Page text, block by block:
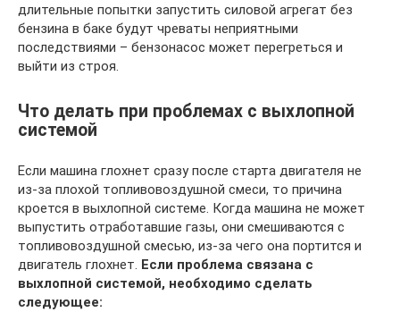
длительные попытки запустить силовой агрегат без
бензина в баке будут чреваты неприятными
последствиями – бензонасос может перегреться и
выйти из строя.
Что делать при проблемах с выхлопной
системой
Если машина глохнет сразу после старта двигателя не
из-за плохой топливовоздушной смеси, то причина
кроется в выхлопной системе. Когда машина не может
выпустить отработавшие газы, они смешиваются с
топливовоздушной смесью, из-за чего она портится и
двигатель глохнет. Если проблема связана с
выхлопной системой, необходимо сделать
следующее: